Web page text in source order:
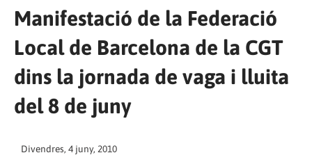
Manifestació de la Federació
Local de Barcelona de la CGT
dins la jornada de vaga i lluita
del 8 de juny
Divendres, 4 juny, 2010